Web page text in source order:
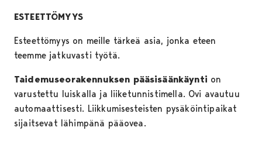
ESTEETTÖMYYS
Esteettömyys on meille tärkeä asia, jonka eteen
teemme jatkuvasti työtä.
Taidemuseorakennuksen pääsisäänkäynti on
varustettu luiskalla ja liiketunnistimella. Ovi avautuu
automaattisesti. Liikkumisesteisten pysäköintipaikat
sijaitsevat lähimpänä pääovea.